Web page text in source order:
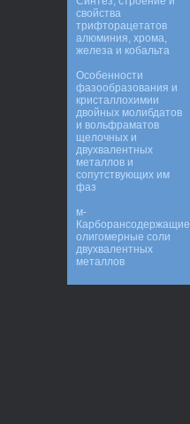
свойства
трифторацетатов
алюминия, хрома,
железа и кобальта
Особенности
фазообразования и
кристаллохимии
двойных молибдатов
и вольфраматов
щелочных и
двухвалентных
металлов и
сопутствующих им
фаз
м-
Карборансодержащие
олигомерные соли
двухвалентных
металлов